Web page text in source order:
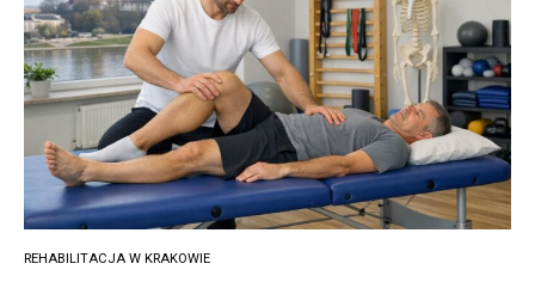
REHABILITACJA W KRAKOWIE